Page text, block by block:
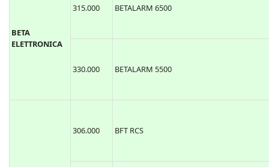
BETA
ELETTRONICA
315.000 BETALARM 6500
330.000 BETALARM 5500
306.000 BFT RCS